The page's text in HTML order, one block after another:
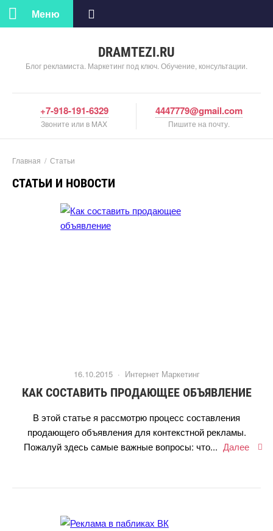
DRAMTEZI.RU
Блог рекламиста. Маркетинг под ключ. Обучение, консультации.
Меню
+7-918-191-6329
Звоните или в MAX
4447779@gmail.com
Пишите на почту.
Главная / Статьи
СТАТЬИ И НОВОСТИ
16.10.2015 · Интернет Маркетин
КАК СОСТАВИТЬ ПРОДАЮЩЕЕ ОБЪЯВЛЕНИЕ
этой статье я рассмотрю процесс составления
продающего объявления для контекстной рекламы.
Пожалуй здесь самые важные вопросы: что... Далее